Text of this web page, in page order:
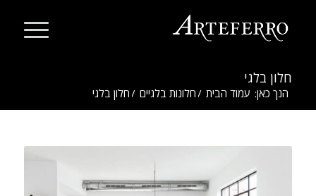
חלון בלגי
הנך כאן: עמוד הבית / חלונות בלגיים / חלון בלגי